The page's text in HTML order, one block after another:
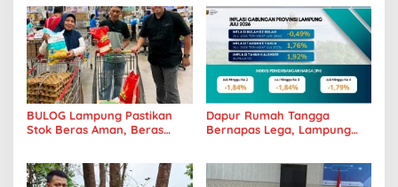
BULOG Lampung Pastikan
Stok Beras Aman, Beras
Dapur Rumah Tangga
Bernapas Lega, Lampung